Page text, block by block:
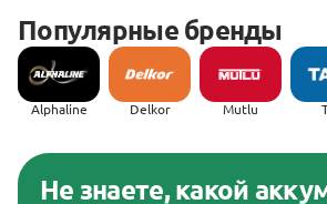
Популярные бренды
Alphaline Delkor Mutlu
Не знаете, какой